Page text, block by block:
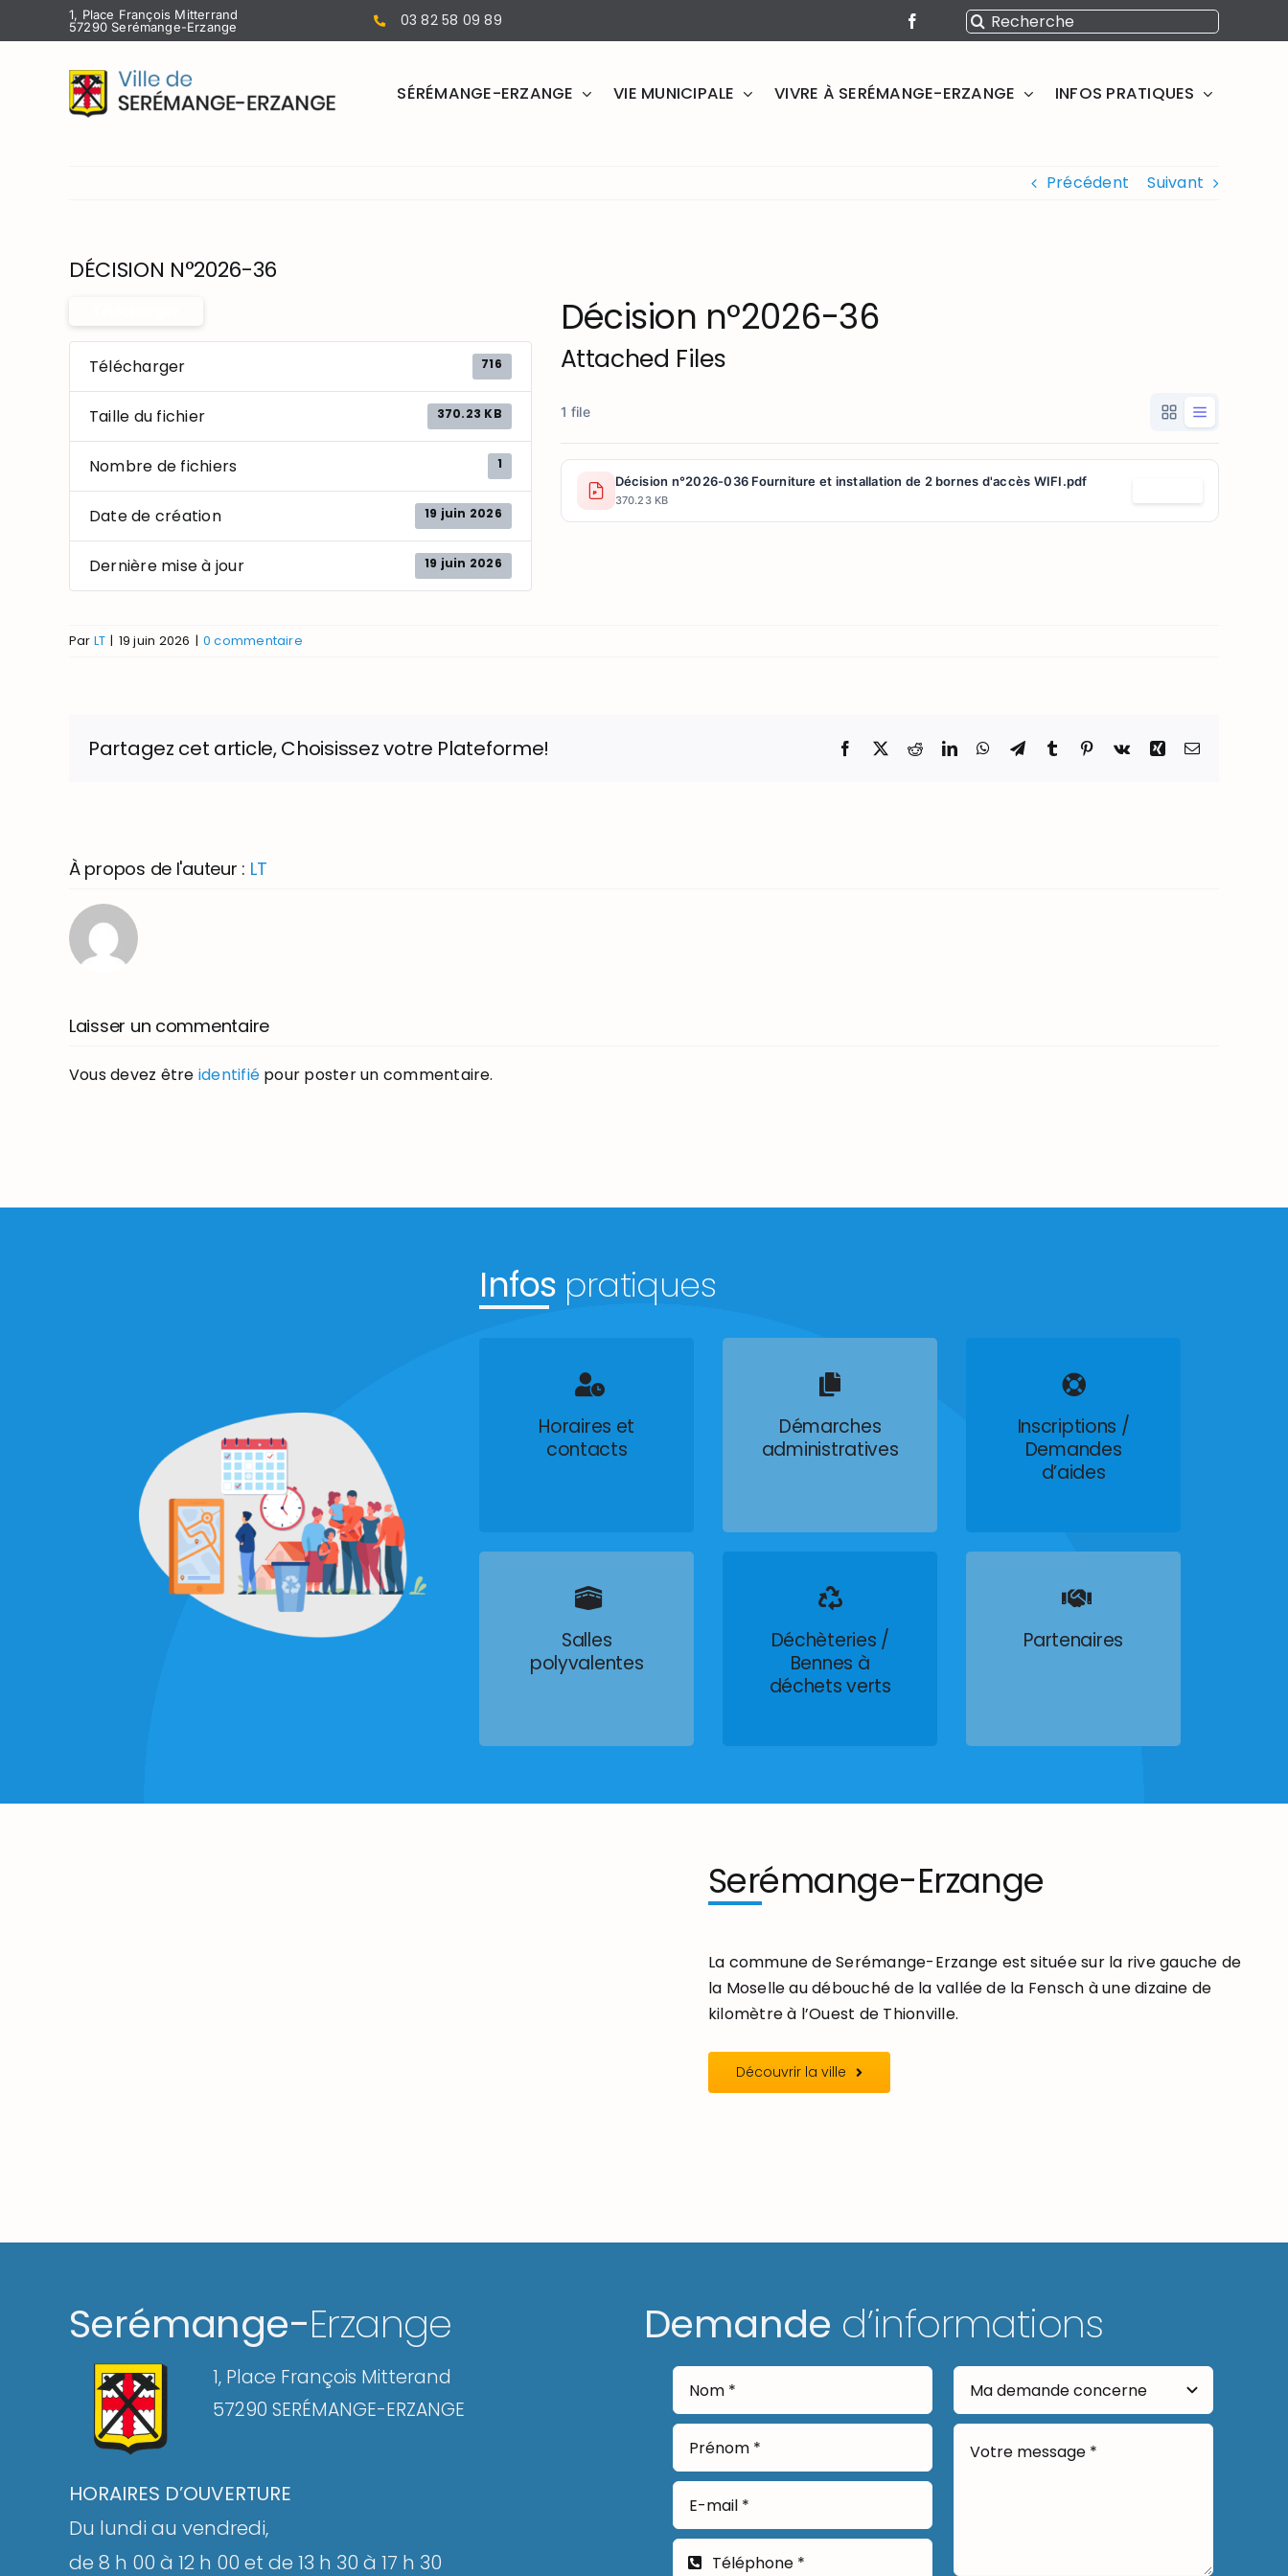
au
1, Place François Mitterrand
57290 Serémange-Erzange
03 82 58 09 89 Rechercher:
SÉRÉMANGE-ERZANGE VIE MUNICIPALE VIVRE À SERÉMANGE-ERZANGE INFOS PRATIQUES
Précédent Suivant
DÉCISION N°2026-36
Télécharger 716
Taille du fichier 370.23 KB
Nombre de fichiers 1
Date de création 19 juin 2026
Dernière mise à jour 19 juin 2026
Décision n°2026-36
Attached Files
1 file
Décision n°2026-036 Fourniture et installation de 2 bornes d'accès WIFI.pdf
370.23 KB
Par LT | 19 juin 2026 | 0 commentaire
Partagez cet article, Choisissez votre Plateforme! Facebook
X RedditLinkedInWhatsApp
TelegramTumblr Pinterest
Vk Xing Email
À propos de l'auteur : LT
Laisser un commentaire
Vous devez être identifié pour poster un commentaire.
Infos pratiques
Horaires et
contacts
Démarches
administratives
Inscriptions /
Demandes
d’aides
Salles
polyvalentes
Déchèteries /
Bennes à
déchets verts
Partenaires
Serémange-Erzange
La commune de Serémange-Erzange est située sur la rive gauche de
la Moselle au débouché de la vallée de la Fensch à une dizaine de
kilomètre à l’Ouest de Thionville.
Découvrir la ville
Serémange-Erzange
1, Place François Mitterand
57290 SERÉMANGE-ERZANGE
HORAIRES D’OUVERTURE
Du lundi au vendredi,
de 8 h 00 à 12 h 00 et de 13 h 30 à 17 h 30
Demande d’informations